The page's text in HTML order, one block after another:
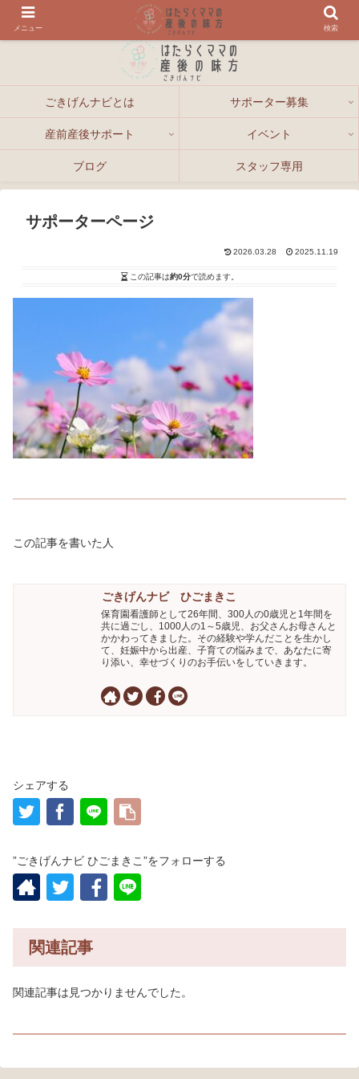
ごきげんナビとは サポーター募集
産前産後サポート イベント
ブログ スタッフ専用
サポーターページ
2026.03.28 2025.11.19
この記事は約0分で読めます。
この記事を書いた人
ごきげんナビ ひごまきこ
保育園看護師として26年間、300人の0歳児と1年間を
共に過ごし、1000人の1～5歳児、お父さんお母さんと
かかわってきました。その経験や学んだことを生かし
て、妊娠中から出産、子育ての悩みまで、あなたに寄
り添い、幸せづくりのお手伝いをしていきます。
シェアする
”ごきげんナビ ひごまきこ”をフォローする
関連記事
関連記事は見つかりませんでした。
メニュー 検索